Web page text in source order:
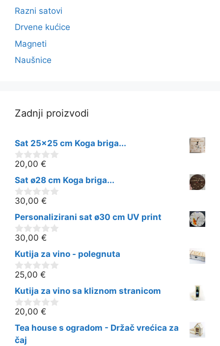
Razni satovi
Drvene kućice
Magneti
Naušnice
Zadnji proizvodi
Sat 25x25 cm Koga briga...
0
o
d
5
20,00 €
Sat ø28 cm Koga briga...
0
o
d
5
30,00 €
Personalizirani sat ø30 cm UV print
0
o
d
5
30,00 €
Kutija za vino - polegnuta
0
o
d
5
25,00 €
Kutija za vino sa kliznom stranicom
0
o
d
5
20,00 €
Tea house s ogradom - Držač vrećica za
čaj